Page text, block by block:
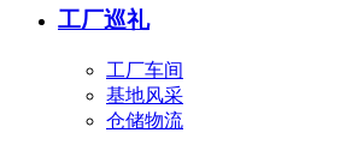
工厂巡礼
工厂车间
基地风采
仓储物流